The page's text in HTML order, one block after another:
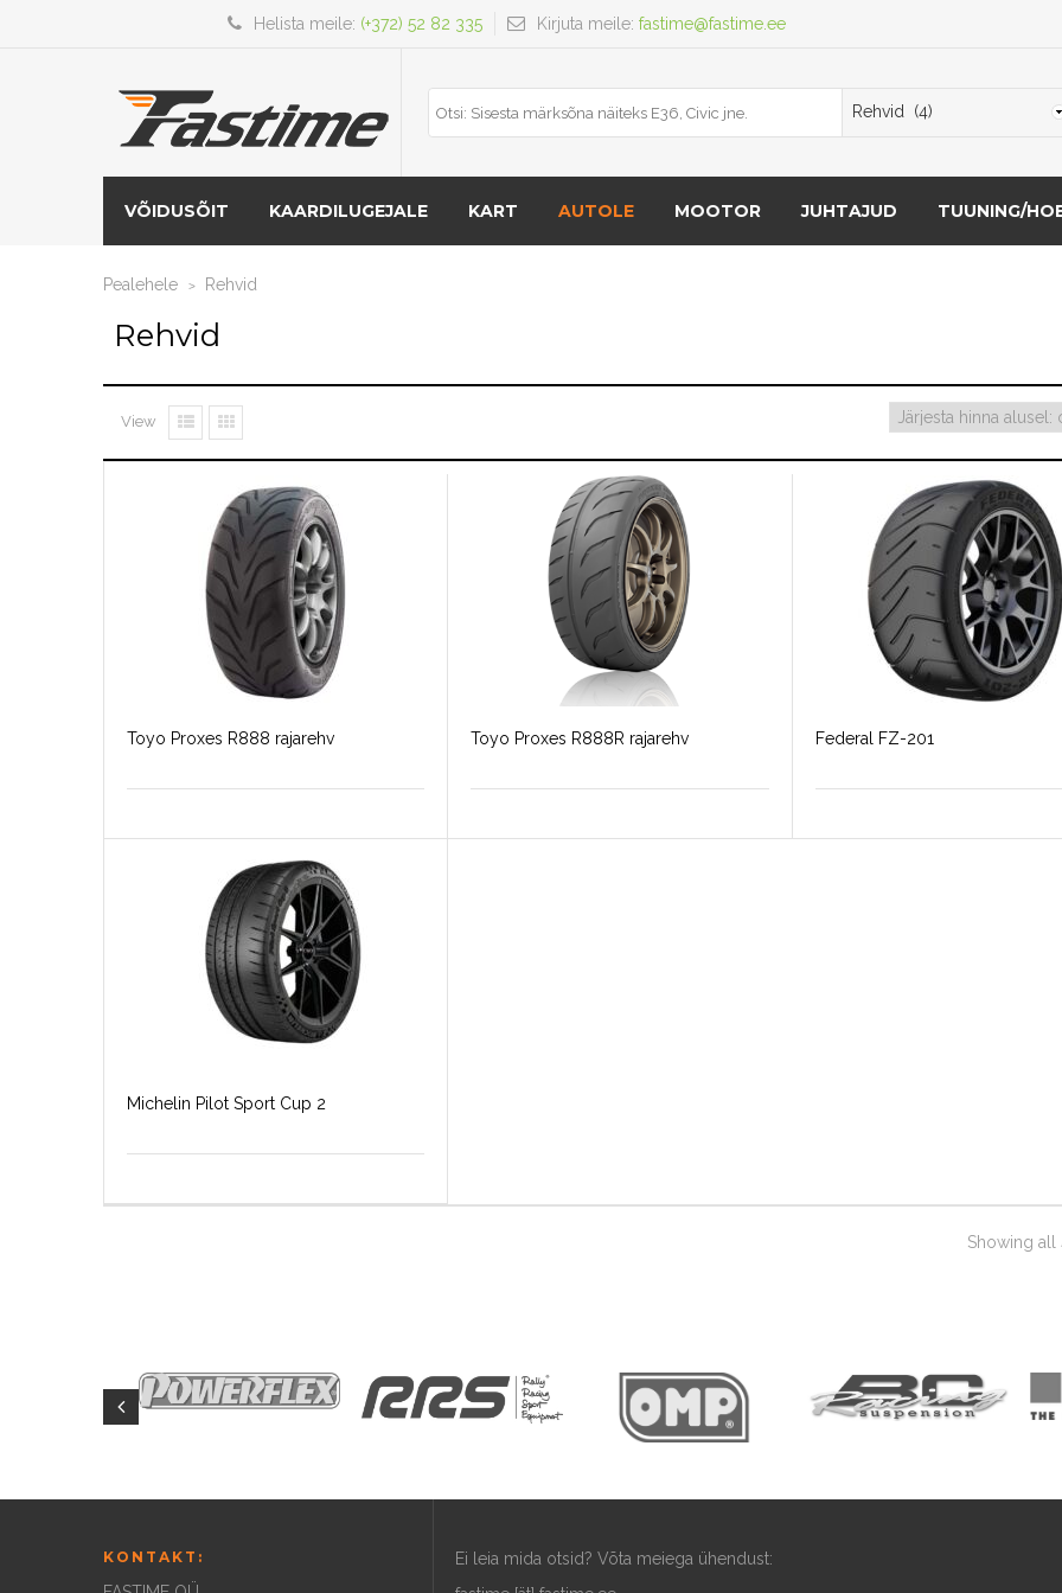
Kirjuta meile: fastime@fastime.ee
Helista meile: (+372) 52 82 335
VÕIDUSÕIT KAARDILUGEJALE KART AUTOLE MOOTOR JUHTAJUD TUUNING/
Pealehele > Rehvid
Rehvid
View
Toyo Proxes R888 rajarehv Toyo Proxes R888R rajarehv Federal FZ-201
Michelin Pilot Sport Cup 2
Showing all
KONTAKT:
Ei leia mida otsid? Võta meiega ühendust: